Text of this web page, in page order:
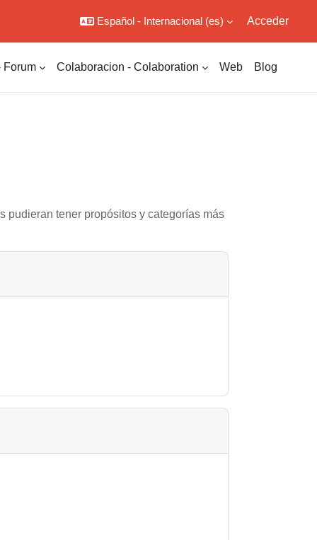
Español - Internacional ‎(es)‎ Acceder
Forum Colaboracion - Colaboration Web Blog
pudieran tener propósitos y categorías más